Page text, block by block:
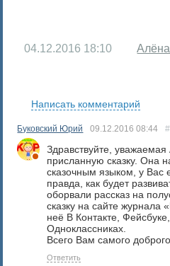
04.12.2016 18:10
Написать комментарий
Буковский Юрий 09.12.2016 08:44 #
Здравствуйте,
присланную сказку. Она
сказочным языком, у Вас
правда, как будет
оборвали рассказ на
сказку на сайте журнала
неё В Контакте,
Одноклассниках.
Всего Вам самого
Ответить